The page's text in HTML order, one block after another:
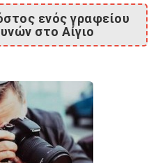
ενός γραφείου
στο Αίγιο